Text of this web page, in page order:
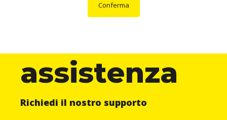
Conferma
assistenza
Richiedi il nostro supporto